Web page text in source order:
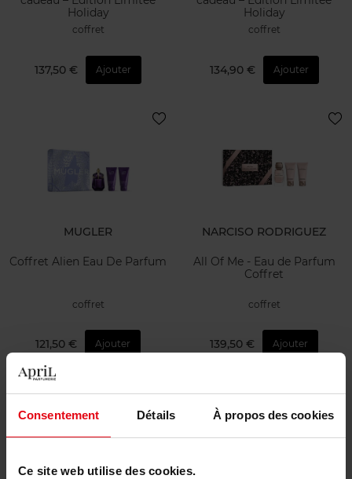
Consentement Détails À propos des cookies
Ce site web utilise des cookies.
Holiday
coffret
137,50 € Ajouter
Holiday
coffret
134,90 € Ajouter
MUGLER
Coffret Alien Eau De Parfum
coffret
121,50 € Ajouter
NARCISO RODRIGUEZ
All Of Me - Eau de Parfum
Coffret
coffret
139,50 € Ajouter